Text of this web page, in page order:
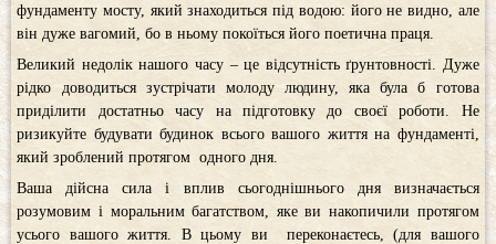
фундаменту мосту, який знаходиться під водою: його не видно, але
він дуже вагомий, бо в ньому покоїться його поетична праця.
Великий недолік нашого часу – це відсутність ґрунтовності. Дуже
рідко доводиться зустрічати молоду людину, яка була б готова
приділити достатньо часу на підготовку до своєї роботи. Не
ризикуйте будувати будинок всього вашого життя на фундаменті,
який зроблений протягом одного дня.
Ваша дійсна сила і вплив сьогоднішнього дня визначається
розумовим і моральним багатством, яке ви накопичили протягом
усього вашого життя. В цьому ви переконаєтесь, (для вашого